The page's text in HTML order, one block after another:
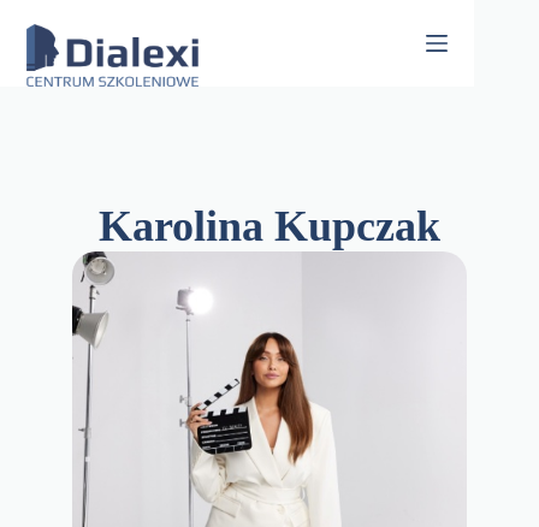
content
Karolina Kupczak